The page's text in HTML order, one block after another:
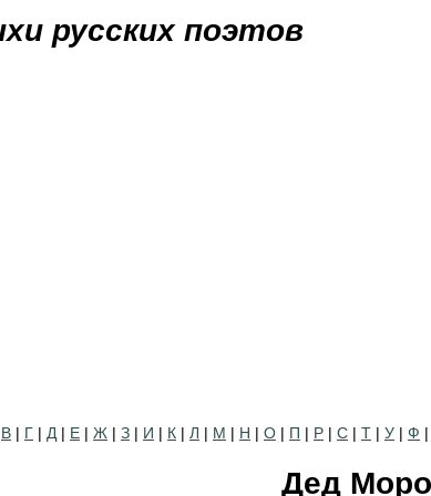
русских поэтов
В | Г | Д | Е | Ж | З | И | К | Л | М | Н | О | П | Р | С | Т | У | Ф |
Дед